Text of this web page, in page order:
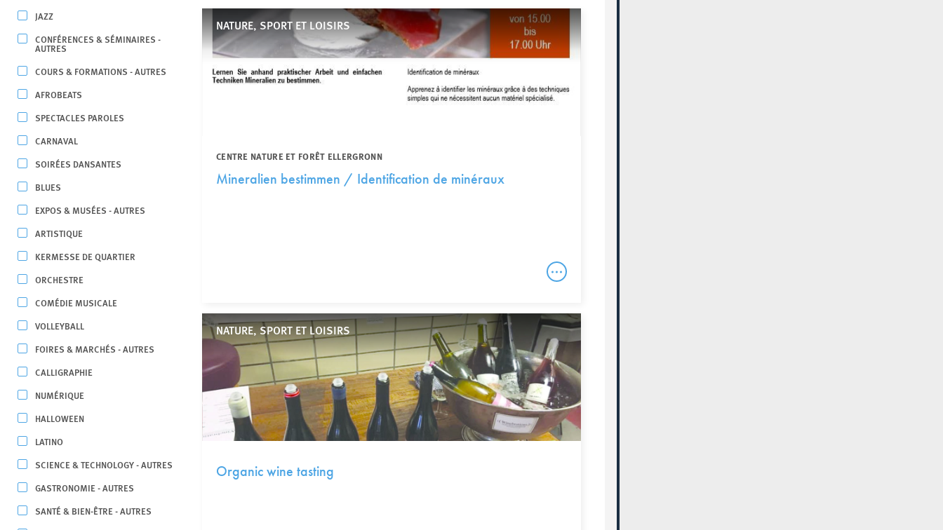
JAZZ
CONFÉRENCES & SÉMINAIRES -
AUTRES
COURS & FORMATIONS - AUTRES
AFROBEATS
SPECTACLES PAROLES
CARNAVAL
SOIRÉES DANSANTES
BLUES
EXPOS & MUSÉES - AUTRES
ARTISTIQUE
KERMESSE DE QUARTIER
ORCHESTRE
COMÉDIE MUSICALE
VOLLEYBALL
FOIRES & MARCHÉS - AUTRES
CALLIGRAPHIE
NUMÉRIQUE
HALLOWEEN
LATINO
SCIENCE & TECHNOLOGY - AUTRES
GASTRONOMIE - AUTRES
SANTÉ & BIEN-ÊTRE - AUTRES
NATURE, SPORT ET LOISIRS
CENTRE NATURE ET FORÊT ELLERGRONN
Mineralien bestimmen / Identification de minéraux
NATURE, SPORT ET LOISIRS
Organic wine tasting